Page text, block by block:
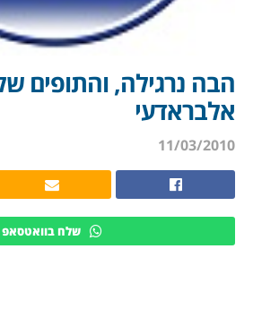
הבה נרגילה, והתופים
אלבראדעי
11/03/2010
שלח בוואטסאפ